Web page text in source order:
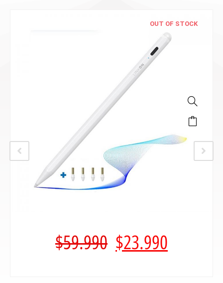
OUT OF STOCK
$59.990 $23.990